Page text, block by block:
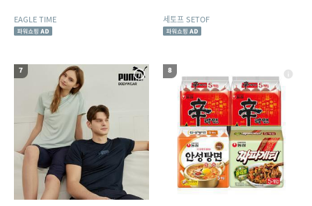
EAGLE TIME 세토프 SETOF
7 8